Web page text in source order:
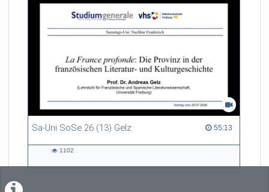
Sa-Uni SoSe 26 (13) Gelz 55:13
55:13 duration
1102